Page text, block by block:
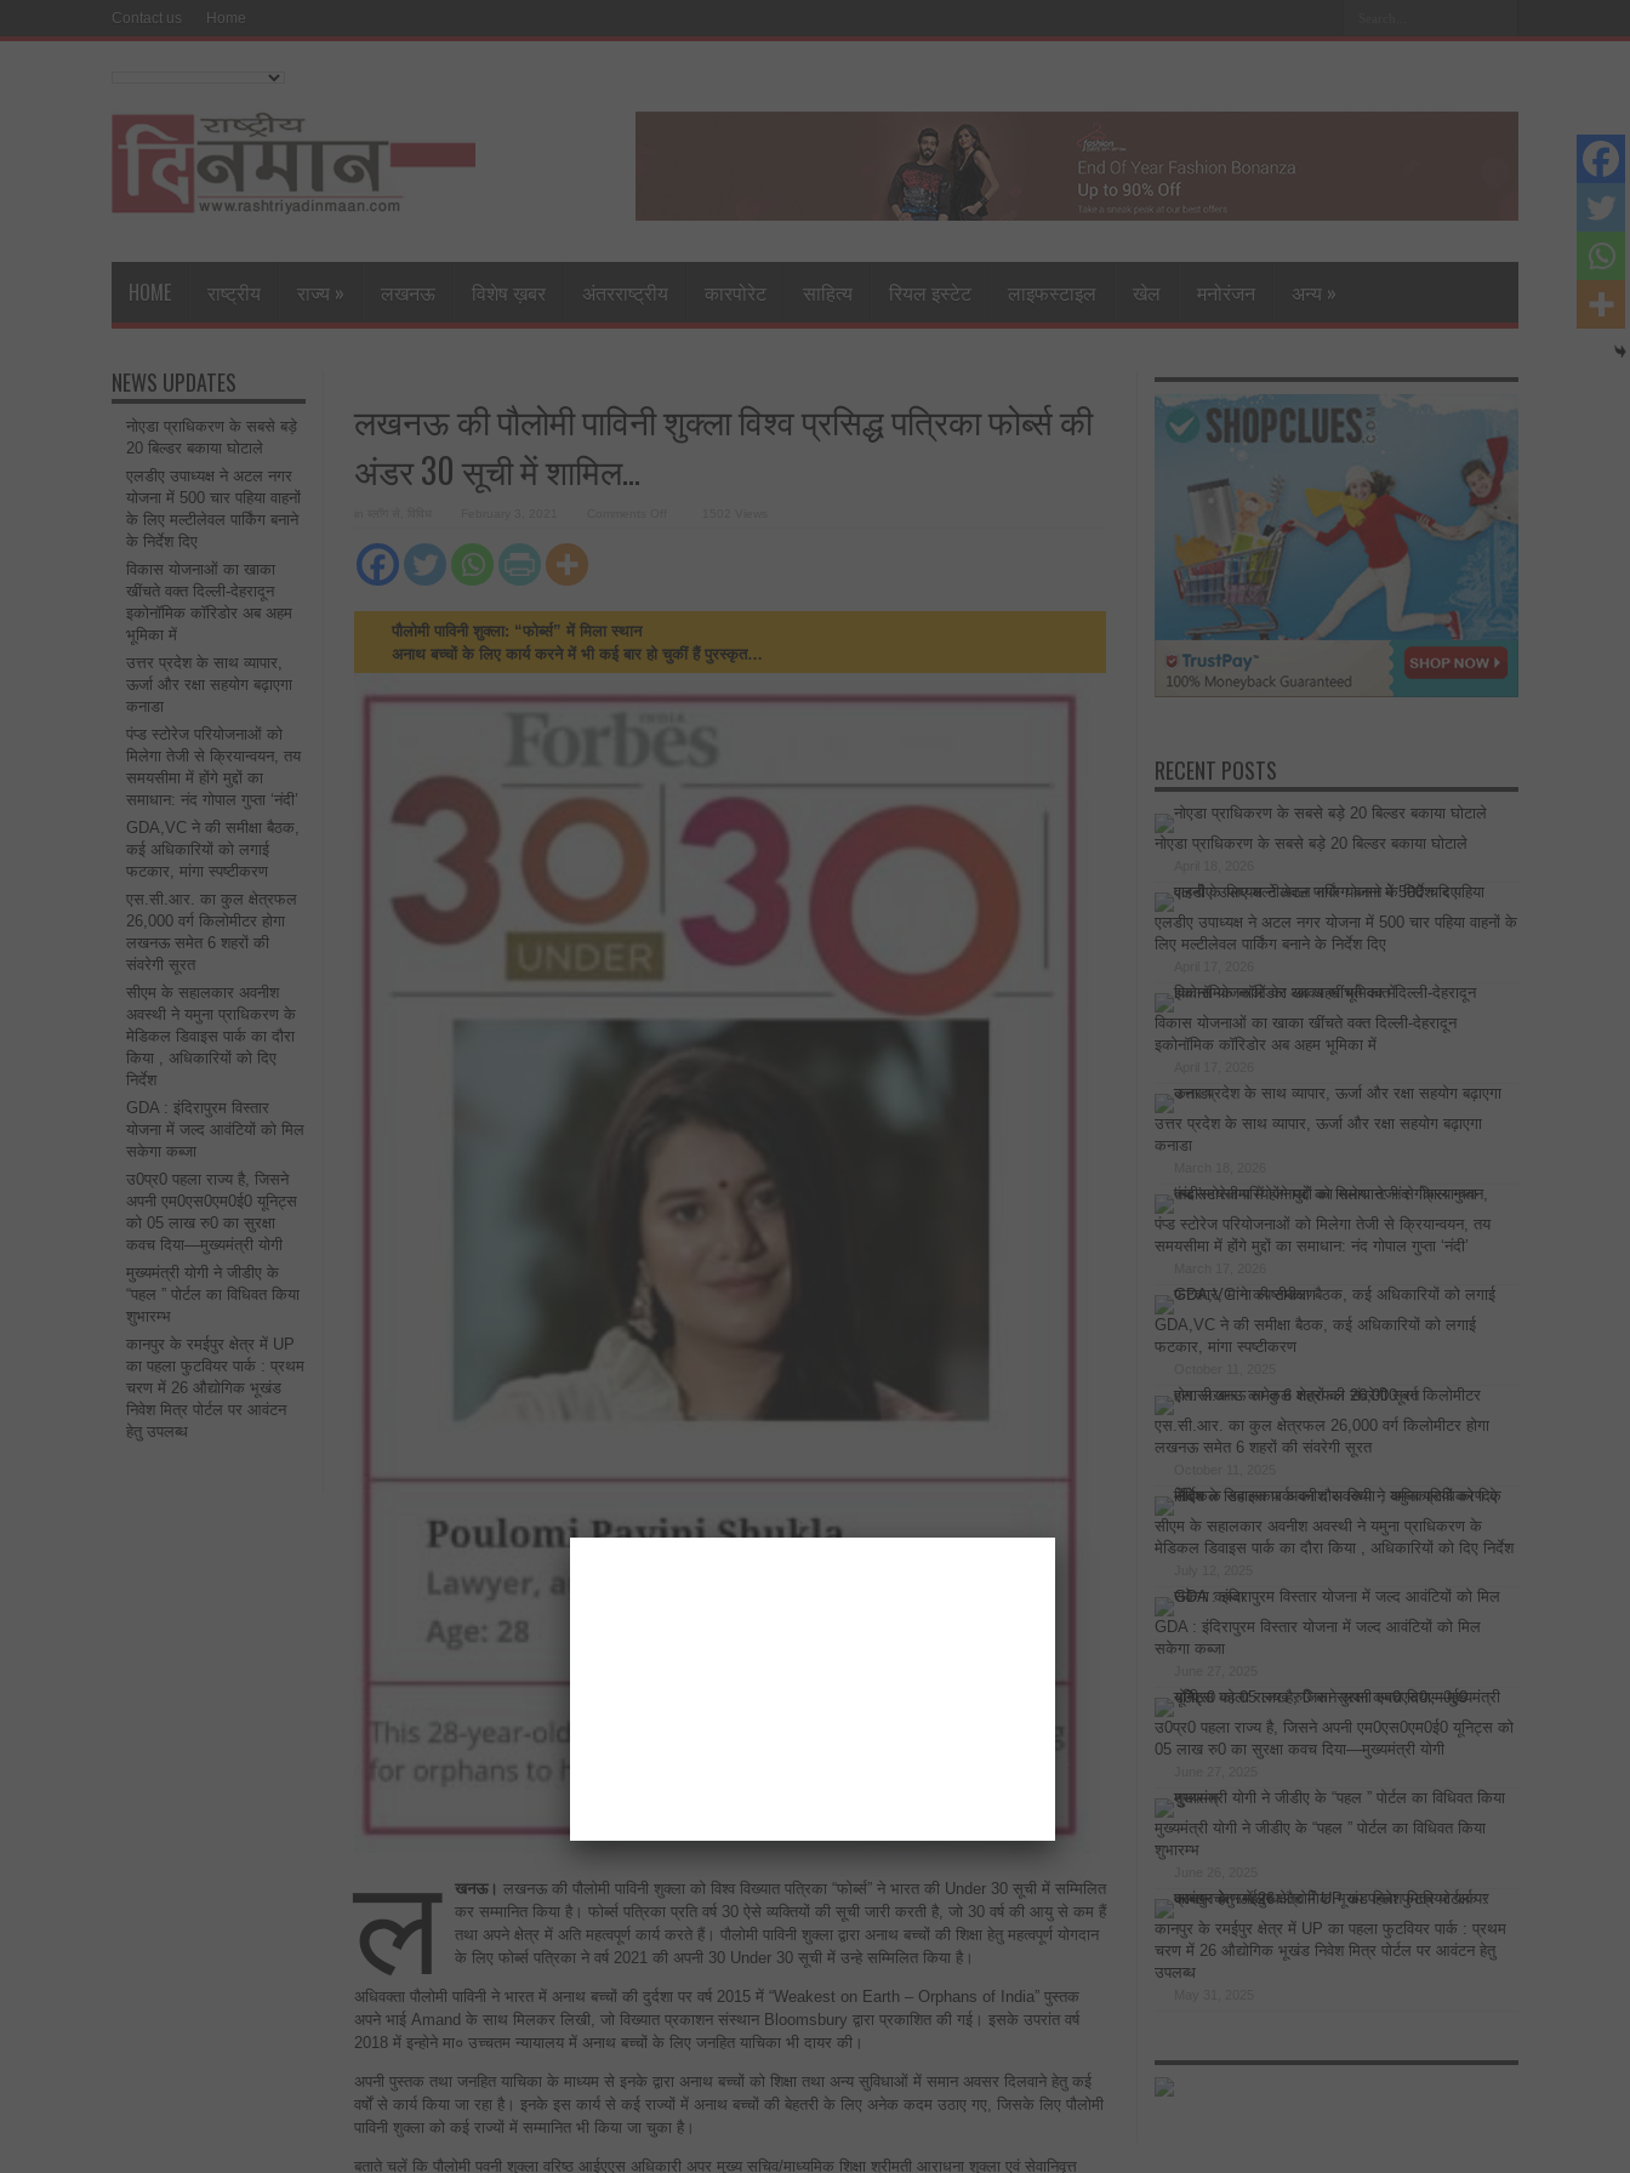
Contact us Home
HOME राष्ट्रीय राज्य » लखनऊ विशेष ख़बर अंतरराष्ट्रीय कारपोरेट साहित्य रियल इस्टेट लाइफस्टाइल खेल मनोरंजन अन्य »
लखनऊ की पौलोमी पाविनी शुक्ला विश्व प्रसिद्ध पत्रिका फोर्ब्स की
अंडर 30 सूची में शामिल…
प्रसिद्ध
की
अंडर
सूची
पौलोमी पाविनी शुक्ला: “फोर्ब्स” में मिला स्थान
अनाथ बच्चों के लिए कार्य करने में भी कई बार हो चुकीं हैं पुरस्कृत…
ल खनऊ। लखनऊ की पौलोमी पाविनी शुक्ला को विश्व विख्यात पत्रिका “फोर्ब्स” ने भारत की Under 30 सूची में सम्मिलित
कर सम्मानित किया है। फोर्ब्स पत्रिका प्रति वर्ष 30 ऐसे व्यक्तियों की सूची जारी करती है, जो 30 वर्ष की आयु से कम हैं
तथा अपने क्षेत्र में अति महत्वपूर्ण कार्य करते हैं। पौलोमी पाविनी शुक्ला द्वारा अनाथ बच्चों की शिक्षा हेतु महत्वपूर्ण योगदान
के लिए फोर्ब्स पत्रिका ने वर्ष 2021 की अपनी 30 Under 30 सूची में उन्हे सम्मिलित किया है।
अधिवक्ता पौलोमी पाविनी ने भारत में अनाथ बच्चों की दुर्दशा पर वर्ष 2015 में “Weakest on Earth – Orphans of India” पुस्तक
अपने भाई Amand के साथ मिलकर लिखी, जो विख्यात प्रकाशन संस्थान Bloomsbury द्वारा प्रकाशित की गई। इसके उपरांत वर्ष
2018 में इन्होने मा० उच्चतम न्यायालय में अनाथ बच्चों के लिए जनहित याचिका भी दायर की।
अपनी पुस्तक तथा जनहित याचिका के माध्यम से इनके द्वारा अनाथ बच्चों को शिक्षा तथा अन्य सुविधाओं में समान अवसर दिलवाने हेतु कई
वर्षों से कार्य किया जा रहा है। इनके इस कार्य से कई राज्यों में अनाथ बच्चों की बेहतरी के लिए अनेक कदम उठाए गए, जिसके लिए पौलोमी
पाविनी शुक्ला को कई राज्यों में सम्मानित भी किया जा चुका है।
बताते चलें कि पौलोमी पवनी शुक्ला वरिष्ठ आईएएस अधिकारी अपर मुख्य सचिव/माध्यमिक शिक्षा श्रीमती आराधना शुक्ला एवं सेवानिवृत्त
NEWS UPDATES
नोएडा प्राधिकरण के सबसे बड़े
20 बिल्डर बकाया घोटाले
एलडीए उपाध्यक्ष ने अटल नगर
योजना में 500 चार पहिया वाहनों
के लिए मल्टीलेवल पार्किंग बनाने
के निर्देश दिए
विकास योजनाओं का खाका
खींचते वक्त दिल्ली-देहरादून
इकोनॉमिक कॉरिडोर अब अहम
भूमिका में
उत्तर प्रदेश के साथ व्यापार,
ऊर्जा और रक्षा सहयोग बढ़ाएगा
कनाडा
पंप्ड स्टोरेज परियोजनाओं को
मिलेगा तेजी से क्रियान्वयन, तय
समयसीमा में होंगे मुद्दों का
समाधान: नंद गोपाल गुप्ता ‘नंदी’
GDA,VC ने की समीक्षा बैठक,
कई अधिकारियों को लगाई
फटकार, मांगा स्पष्टीकरण
एस.सी.आर. का कुल क्षेत्रफल
26,000 वर्ग किलोमीटर होगा
लखनऊ समेत 6 शहरों की
संवरेगी सूरत
सीएम के सहालकार अवनीश
अवस्थी ने यमुना प्राधिकरण के
मेडिकल डिवाइस पार्क का दौरा
किया , अधिकारियों को दिए
निर्देश
GDA : इंदिरापुरम विस्तार
योजना में जल्द आवंटियों को मिल
सकेगा कब्जा
उ0प्र0 पहला राज्य है, जिसने
अपनी एम0एस0एम0ई0 यूनिट्स
को 05 लाख रु0 का सुरक्षा
कवच दिया—मुख्यमंत्री योगी
मुख्यमंत्री योगी ने जीडीए के
“पहल ” पोर्टल का विधिवत किया
शुभारम्भ
कानपुर के रमईपुर क्षेत्र में UP
का पहला फुटवियर पार्क : प्रथम
चरण में 26 औद्योगिक भूखंड
निवेश मित्र पोर्टल पर आवंटन
हेतु उपलब्ध
RECENT POSTS
नोएडा प्राधिकरण के सबसे बड़े 20 बिल्डर बकाया घोटाले
एलडीए उपाध्यक्ष ने अटल नगर योजना में 500 चार पहिया वाहनों के
लिए मल्टीलेवल पार्किंग बनाने के निर्देश दिए
विकास योजनाओं का खाका खींचते वक्त दिल्ली-देहरादून
इकोनॉमिक कॉरिडोर अब अहम भूमिका में
उत्तर प्रदेश के साथ व्यापार, ऊर्जा और रक्षा सहयोग बढ़ाएगा
कनाडा
पंप्ड स्टोरेज परियोजनाओं को मिलेगा तेजी से क्रियान्वयन, तय
समयसीमा में होंगे मुद्दों का समाधान: नंद गोपाल गुप्ता ‘नंदी’
GDA,VC ने की समीक्षा बैठक, कई अधिकारियों को लगाई
फटकार, मांगा स्पष्टीकरण
एस.सी.आर. का कुल क्षेत्रफल 26,000 वर्ग किलोमीटर होगा
लखनऊ समेत 6 शहरों की संवरेगी सूरत
सीएम के सहालकार अवनीश अवस्थी ने यमुना प्राधिकरण के
मेडिकल डिवाइस पार्क का दौरा किया , अधिकारियों को दिए निर्देश
GDA : इंदिरापुरम विस्तार योजना में जल्द आवंटियों को मिल
सकेगा कब्जा
उ0प्र0 पहला राज्य है, जिसने अपनी एम0एस0एम0ई0 यूनिट्स को
05 लाख रु0 का सुरक्षा कवच दिया—मुख्यमंत्री योगी
मुख्यमंत्री योगी ने जीडीए के “पहल ” पोर्टल का विधिवत किया
शुभारम्भ
कानपुर के रमईपुर क्षेत्र में UP का पहला फुटवियर पार्क : प्रथम
चरण में 26 औद्योगिक भूखंड निवेश मित्र पोर्टल पर आवंटन हेतु
उपलब्ध